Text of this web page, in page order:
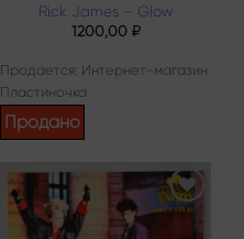
Rick James – Glow
1200,00 ₽
Продается: Интернет-магазин
Пластиночка
Продано